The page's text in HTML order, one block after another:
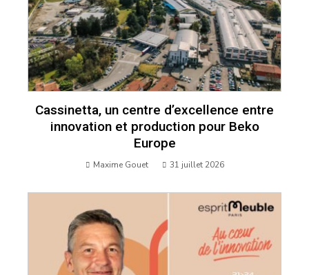
Cassinetta, un centre d’excellence entre
innovation et production pour Beko
Europe
Maxime Gouet 31 juillet 2026